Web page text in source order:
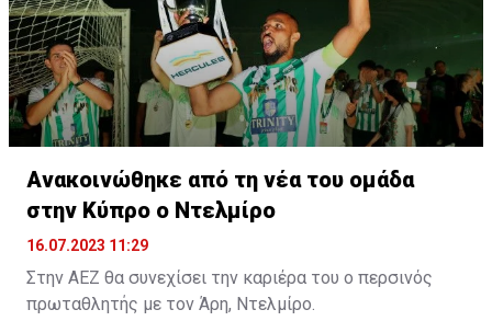
Ανακοινώθηκε από τη νέα του ομάδα
στην Κύπρο ο Ντελμίρο
16.07.2023 11:29
Στην ΑΕΖ θα συνεχίσει την καριέρα του ο περσινός
πρωταθλητής με τον Άρη, Ντελμίρο.